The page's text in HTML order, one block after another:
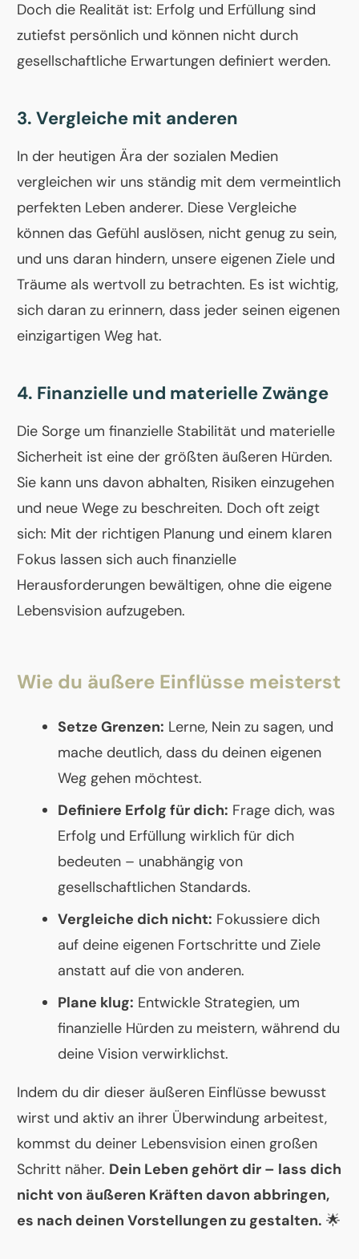
Doch die Realität ist: Erfolg und Erfüllung sind
zutiefst persönlich und können nicht durch
gesellschaftliche Erwartungen definiert werden.
3. Vergleiche mit anderen
In der heutigen Ära der sozialen Medien
vergleichen wir uns ständig mit dem vermeintlich
perfekten Leben anderer. Diese Vergleiche
können das Gefühl auslösen, nicht genug zu sein,
und uns daran hindern, unsere eigenen Ziele und
Träume als wertvoll zu betrachten. Es ist wichtig,
sich daran zu erinnern, dass jeder seinen eigenen
einzigartigen Weg hat.
4. Finanzielle und materielle Zwänge
Die Sorge um finanzielle Stabilität und materielle
Sicherheit ist eine der größten äußeren Hürden.
Sie kann uns davon abhalten, Risiken einzugehen
und neue Wege zu beschreiten. Doch oft zeigt
sich: Mit der richtigen Planung und einem klaren
Fokus lassen sich auch finanzielle
Herausforderungen bewältigen, ohne die eigene
Lebensvision aufzugeben.
Wie du äußere Einflüsse meisterst
Setze Grenzen: Lerne, Nein zu sagen, und
mache deutlich, dass du deinen eigenen
Weg gehen möchtest.
Definiere Erfolg für dich: Frage dich, was
Erfolg und Erfüllung wirklich für dich
bedeuten – unabhängig von
gesellschaftlichen Standards.
Vergleiche dich nicht: Fokussiere dich
auf deine eigenen Fortschritte und Ziele
anstatt auf die von anderen.
Plane klug: Entwickle Strategien, um
finanzielle Hürden zu meistern, während du
deine Vision verwirklichst.
Indem du dir dieser äußeren Einflüsse bewusst
wirst und aktiv an ihrer Überwindung arbeitest,
kommst du deiner Lebensvision einen großen
Schritt näher. Dein Leben gehört dir – lass dich
nicht von äußeren Kräften davon abbringen,
es nach deinen Vorstellungen zu gestalten. 🌟